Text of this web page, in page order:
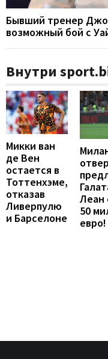
Бывший тренер
возможный бой с
Внутри
Микки ван
де Вен
остается в
Тоттенхэме,
отказав
Ливерпулю
и Барселоне
Леан
50
евро!